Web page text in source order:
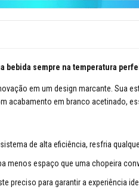
bebida sempre na temperatura
em um design marcante. Sua
acabamento em branco acetinado,
de alta eficiência, resfria
menos espaço que uma chopeira
preciso para garantir a experiência